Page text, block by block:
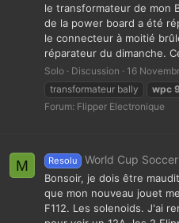
le transformateur de mon
de la power board a été
le connecteur à moitié
réparateur du dimanche.
Solo Discussion 16
transformateur bally
wpc
Forum: Flipper Electronique
M Resolu World Cup
Bonsoir, je dois être
que mon nouveau jouet
F112. Les solenoids. J'ai